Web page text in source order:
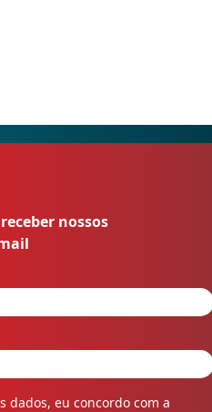
nossos
dados, eu concordo com a